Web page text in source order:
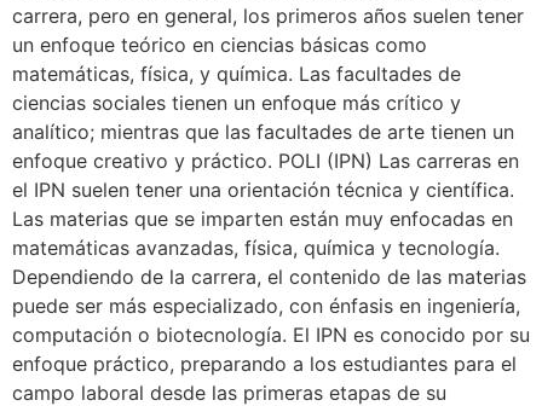
carrera, pero en general, los primeros años suelen tener
un enfoque teórico en ciencias básicas como
matemáticas, física, y química. Las facultades de
ciencias sociales tienen un enfoque más crítico y
analítico; mientras que las facultades de arte tienen un
enfoque creativo y práctico. POLI (IPN) Las carreras en
el IPN suelen tener una orientación técnica y científica.
Las materias que se imparten están muy enfocadas en
matemáticas avanzadas, física, química y tecnología.
Dependiendo de la carrera, el contenido de las materias
puede ser más especializado, con énfasis en ingeniería,
computación o biotecnología. El IPN es conocido por su
enfoque práctico, preparando a los estudiantes para el
campo laboral desde las primeras etapas de su